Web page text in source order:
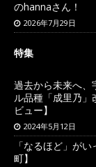
のhannaさん！
2026年7月29日
特集
過去から未来へ
ル品種「成里乃」
ビュー】
2024年5月12日
「なるほど」が
町】